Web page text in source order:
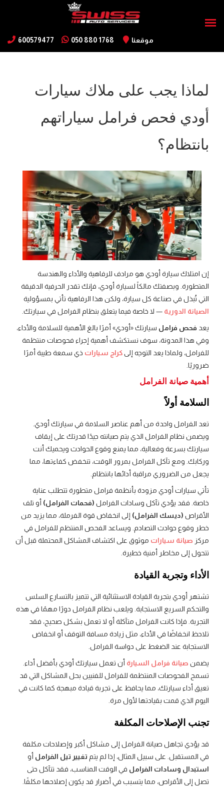
600579477 050 880 1768 موقعنا
لماذا يجب على ملاك سيارات
أودي فحص فرامل سياراتهم
بانتظام؟
إن امتلاك سيارة أودي هو مرادف للرفاهية والأداء والهندسة
المتطورة. وبصفتك مالكاً لسيارة أودي، فإنك تقدر الحرفية الدقيقة
التي تُبذل في صناعة كل سيارة، ولكن هذا الرفاهية تأتي بمسؤولية
الصيانة الدورية — لا خاصة فيما يتعلق بنظام الفرامل في سيارتك.
يعد فحص فرامل سيارتك «أودي» أمرًا بالغ الأهمية للسلامة والأداء،
وفي هذا المدونة، سوف نستكشف أهمية إجراء فحوصات منتظمة
للفرامل، ولماذا يعد التوجه إلىكراج سيارات ذي سمعة طيبة أمرًا
ضروريًا.
أهمية صيانة الفرامل
السلامة أولاً
تعد الفرامل واحدة من أهم عناصر السلامة في سيارتك أودي.
ويضمن نظام الفرامل الذي يتم صيانته جيدًا قدرتك على إيقاف
سيارتك بسرعة وفعالية، مما يمنع وقوع الحوادث ويحميك أنت
وركابك. ومع تآكل الفرامل بمرور الوقت، تنخفض كفاءتها، مما
يجعل من الضروري مراقبة أدائها بانتظام.
تأتي سيارات أودي مزودة بأنظمة فرامل متطورة تتطلب عناية
خاصة. فقد يؤدي تآكل وسادات الفرامل (فحمات الفرامل) أو تلف
الأقراص (ديسك الفرامل) إلى انخفاض قوة الفرملة، مما يزيد من
خطر وقوع حوادث التصادم. ويساعد الفحص المنتظم للفرامل في
مركز صيانة سيارات موثوق على اكتشاف المشاكل المحتملة قبل أن
تتحول إلى مخاطر أمنية خطيرة.
الأداء وتجربة القيادة
تشتهر أودي بتجربة القيادة الاستثنائية التي تتميز بالتسارع السلس
والتحكم السريع الاستجابة. ويلعب نظام الفرامل دورًا مهمًا في هذه
التجربة. فإذا كانت الفرامل متآكلة أو لا تعمل بشكل صحيح، فقد
تلاحظ انخفاضًا في الأداء، مثل زيادة مسافة التوقف أو انخفاض
الاستجابة عند الضغط على دواسة الفرامل.
يضمن صيانة فرامل السيارة أن تعمل سيارتك أودي بأفضل أداء.
تسمح الفحوصات المنتظمة للفرامل للفنيين بحل المشاكل التي قد
تعيق أداء سيارتك، مما يحافظ على تجربة قيادة مبهجة كما كانت في
اليوم الذي قمت بقيادتها لأول مرة.
تجنب الإصلاحات المكلفة
قد يؤدي تجاهل صيانة الفرامل إلى مشاكل أكبر وإصلاحات مكلفة
في المستقبل. على سبيل المثال، إذا لم يتم تغيير تيل الفرامل أو
استبدال وسادات الفرامل في الوقت المناسب، فقد تتآكل حتى
تصل إلى الأقراص، مما يتسبب في أضرار قد يكون إصلاحها مكلفًا.